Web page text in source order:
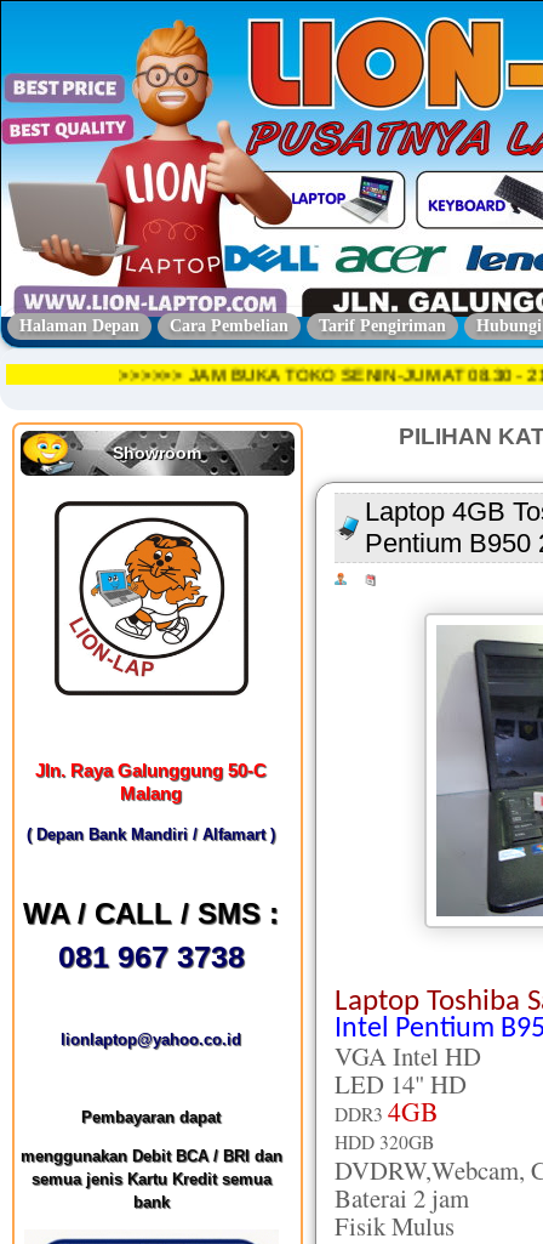
Halaman Depan Cara Pembelian Tarif Pengiriman
>>>>>> JAM BUKA TOKO SENIN-JUMAT
Showroom
Jln. Raya Galunggung 50-C
Malang
( Depan Bank Mandiri / Alfamart )
WA / CALL / SMS :
081 967 3738
lionlaptop@yahoo.co.id
Pembayaran dapat
menggunakan Debit BCA / BRI dan
semua jenis Kartu Kredit semua
bank
PILIHAN
Laptop 4GB
Pentium B950
Laptop Toshiba
Intel Pentium
VGA Intel HD
LED 14" HD
DDR3 4GB
HDD 320GB
DVDRW,Webcam,
Baterai 2 jam
Fisik Mulus